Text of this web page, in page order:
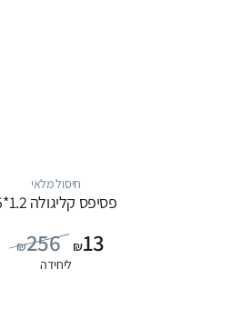
חיסול מלאי
פסיפס קליגולה 1.2*5
₪256 ₪13
ליחידה